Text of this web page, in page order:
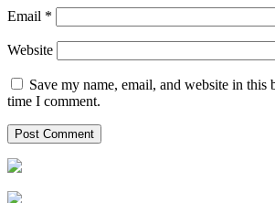
Email *
Website
Save my name, email, and website in this
time I comment.